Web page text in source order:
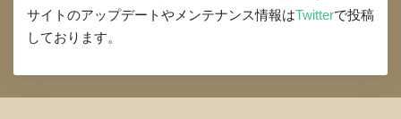
サイトのアップデートやメンテナンス情報はTwitterで投稿
しております。